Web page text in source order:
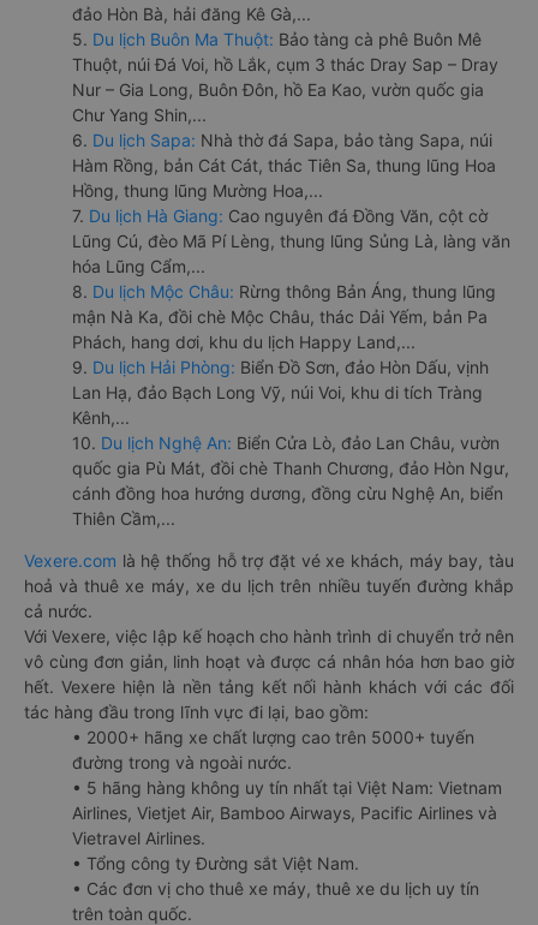
đảo Hòn Bà, hải đăng Kê Gà,...
5. Du lịch Buôn Ma Thuột: Bảo tàng cà phê Buôn Mê
Thuột, núi Đá Voi, hồ Lắk, cụm 3 thác Dray Sap – Dray
Nur – Gia Long, Buôn Đôn, hồ Ea Kao, vườn quốc gia
Chư Yang Shin,...
6. Du lịch Sapa: Nhà thờ đá Sapa, bảo tàng Sapa, núi
Hàm Rồng, bản Cát Cát, thác Tiên Sa, thung lũng Hoa
Hồng, thung lũng Mường Hoa,...
7. Du lịch Hà Giang: Cao nguyên đá Đồng Văn, cột cờ
Lũng Cú, đèo Mã Pí Lèng, thung lũng Sủng Là, làng văn
hóa Lũng Cẩm,...
8. Du lịch Mộc Châu: Rừng thông Bản Áng, thung lũng
mận Nà Ka, đồi chè Mộc Châu, thác Dải Yếm, bản Pa
Phách, hang dơi, khu du lịch Happy Land,...
9. Du lịch Hải Phòng: Biển Đồ Sơn, đảo Hòn Dấu, vịnh
Lan Hạ, đảo Bạch Long Vỹ, núi Voi, khu di tích Tràng
Kênh,...
10. Du lịch Nghệ An: Biển Cửa Lò, đảo Lan Châu, vườn
quốc gia Pù Mát, đồi chè Thanh Chương, đảo Hòn Ngư,
cánh đồng hoa hướng dương, đồng cừu Nghệ An, biển
Thiên Cầm,...
Vexere.com là hệ thống hỗ trợ đặt vé xe khách, máy bay, tàu
hoả và thuê xe máy, xe du lịch trên nhiều tuyến đường khắp
cả nước.
Với Vexere, việc lập kế hoạch cho hành trình di chuyển trở nên
vô cùng đơn giản, linh hoạt và được cá nhân hóa hơn bao giờ
hết. Vexere hiện là nền tảng kết nối hành khách với các đối
tác hàng đầu trong lĩnh vực đi lại, bao gồm:
• 2000+ hãng xe chất lượng cao trên 5000+ tuyến
đường trong và ngoài nước.
• 5 hãng hàng không uy tín nhất tại Việt Nam: Vietnam
Airlines, Vietjet Air, Bamboo Airways, Pacific Airlines và
Vietravel Airlines.
• Tổng công ty Đường sắt Việt Nam.
• Các đơn vị cho thuê xe máy, thuê xe du lịch uy tín
trên toàn quốc.